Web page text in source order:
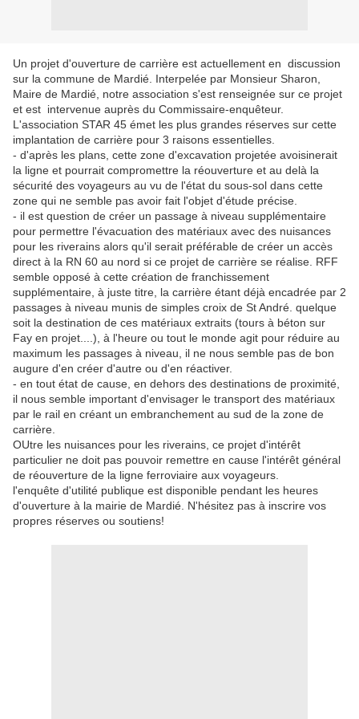
Un projet d'ouverture de carrière est actuellement en discussion
sur la commune de Mardié. Interpelée par Monsieur Sharon,
Maire de Mardié, notre association s'est renseignée sur ce projet
et est intervenue auprès du Commissaire-enquêteur.
L'association STAR 45 émet les plus grandes réserves sur cette
implantation de carrière pour 3 raisons essentielles.
- d'après les plans, cette zone d'excavation projetée avoisinerait
la ligne et pourrait compromettre la réouverture et au delà la
sécurité des voyageurs au vu de l'état du sous-sol dans cette
zone qui ne semble pas avoir fait l'objet d'étude précise.
- il est question de créer un passage à niveau supplémentaire
pour permettre l'évacuation des matériaux avec des nuisances
pour les riverains alors qu'il serait préférable de créer un accès
direct à la RN 60 au nord si ce projet de carrière se réalise. RFF
semble opposé à cette création de franchissement
supplémentaire, à juste titre, la carrière étant déjà encadrée par 2
passages à niveau munis de simples croix de St André. quelque
soit la destination de ces matériaux extraits (tours à béton sur
Fay en projet....), à l'heure ou tout le monde agit pour réduire au
maximum les passages à niveau, il ne nous semble pas de bon
augure d'en créer d'autre ou d'en réactiver.
- en tout état de cause, en dehors des destinations de proximité,
il nous semble important d'envisager le transport des matériaux
par le rail en créant un embranchement au sud de la zone de
carrière.
OUtre les nuisances pour les riverains, ce projet d'intérêt
particulier ne doit pas pouvoir remettre en cause l'intérêt général
de réouverture de la ligne ferroviaire aux voyageurs.
l'enquête d'utilité publique est disponible pendant les heures
d'ouverture à la mairie de Mardié. N'hésitez pas à inscrire vos
propres réserves ou soutiens!